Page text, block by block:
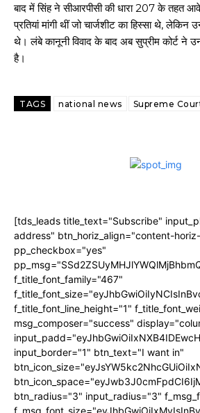
बाद में सिंह ने सीआरपीसी की धारा 207 के तहत
प्रतियां मांगी थीं जो चार्जशीट का हिस्सा थे, लेकिन
थे। लंबे कानूनी विवाद के बाद अब सुप्रीम कोर्ट ने
है।
TAGS national news Supreme
[tds_leads title_text="Subscribe"
address" btn_horiz_align="content-
pp_checkbox="yes"
f_title_font_family="467"
f_title_font_line_height="1"
msg_composer="success"
input_border="1" btn_text="I want in"
btn_radius="3" input_radius="3"